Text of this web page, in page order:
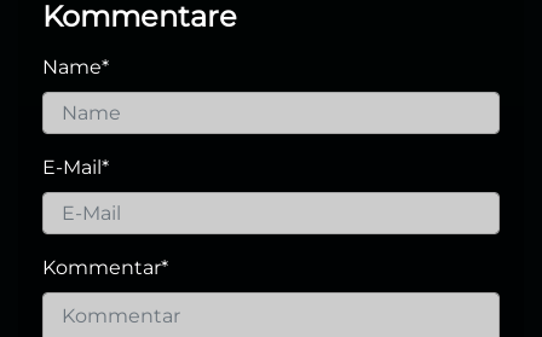
Kommentare
Name*
E-Mail *
Kommentar*